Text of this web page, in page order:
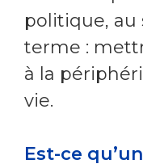
politique, au
terme :
à la
vie.
Est-ce